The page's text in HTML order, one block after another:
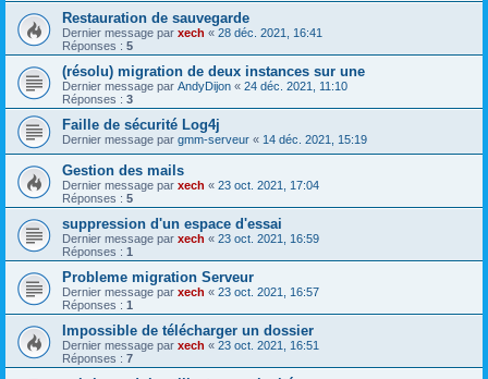
Restauration de sauvegarde
Dernier message par xech « 28 déc. 2021, 16:41
Réponses : 5
(résolu) migration de deux instances sur une
Dernier message par AndyDijon « 24 déc. 2021, 11:10
Réponses : 3
Faille de sécurité Log4j
Dernier message par gmm-serveur « 14 déc. 2021, 15:19
Gestion des mails
Dernier message par xech « 23 oct. 2021, 17:04
Réponses : 5
suppression d'un espace d'essai
Dernier message par xech « 23 oct. 2021, 16:59
Réponses : 1
Probleme migration Serveur
Dernier message par xech « 23 oct. 2021, 16:57
Réponses : 1
Impossible de télécharger un dossier
Dernier message par xech « 23 oct. 2021, 16:51
Réponses : 7